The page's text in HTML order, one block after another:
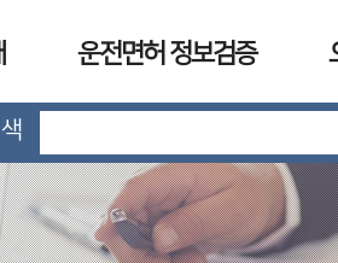
운전면허 정보검증